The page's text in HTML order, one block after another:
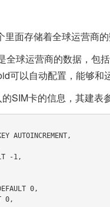
面存储着全球运营商
全球运营商的数据，包
可以自动配置，能够和
SIM卡的信息，其建表